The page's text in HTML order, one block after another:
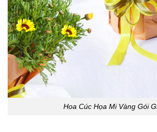
Hoa Cúc Họa Mi Vàng Gói